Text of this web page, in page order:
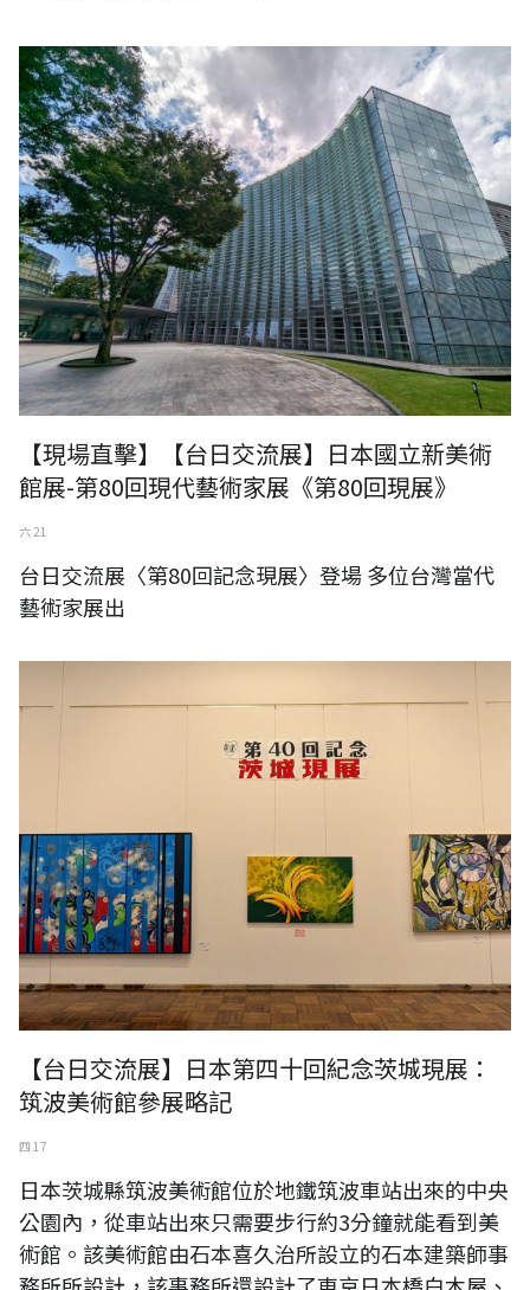
台日交流展〈第80回記念現展〉-國立新美術館展
【現場直擊】【台日交流展】日本國立新美術
館展-第80回現代藝術家展《第80回現展》
六 21
台日交流展〈第80回記念現展〉登場 多位台灣當代
藝術家展出
【台日交流展】日本第四十回紀念茨城現展：
筑波美術館參展略記
四 17
日本茨城縣筑波美術館位於地鐵筑波車站出來的中央
公園內，從車站出來只需要步行約3分鐘就能看到美
術館。該美術館由石本喜久治所設立的石本建築師事